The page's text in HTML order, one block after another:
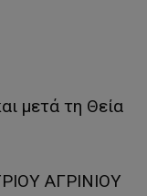
μετά τη Θεία
ΑΓΡΙΝΙΟΥ